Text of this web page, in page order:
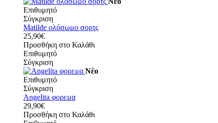
Επιθυμητό
Σύγκριση
Matilde ολόσωμο σορτς
25,90€
Προσθήκη στο Καλάθι
Επιθυμητό
Σύγκριση
Νέο
Επιθυμητό
Σύγκριση
Angelita φορεμα
29,90€
Προσθήκη στο Καλάθι